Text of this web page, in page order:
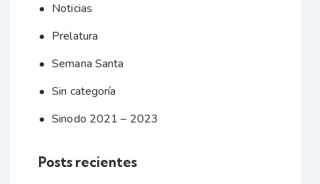
Noticias
Prelatura
Semana Santa
Sin categoría
Sinodo 2021 – 2023
Posts recientes